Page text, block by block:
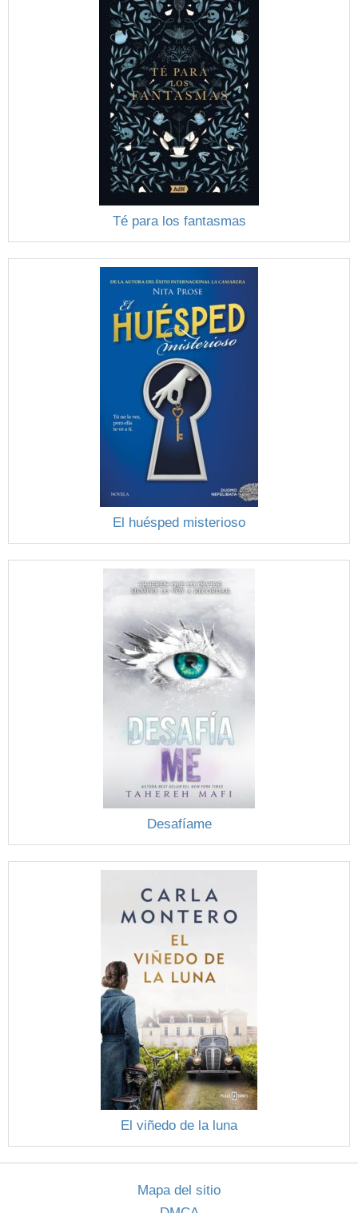
Té para los fantasmas
El huésped misterioso
Desafíame
El viñedo de la luna
Mapa del sitio